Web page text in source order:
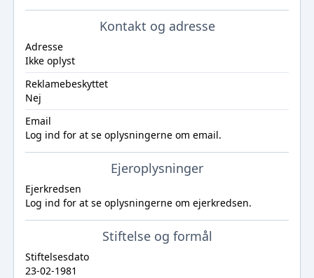
Kontakt og adresse
Adresse
Ikke oplyst
Reklamebeskyttet
Nej
Email
Log ind for at se oplysningerne om email.
Ejeroplysninger
Ejerkredsen
Log ind for at se oplysningerne om ejerkredsen.
Stiftelse og formål
Stiftelsesdato
23-02-1981